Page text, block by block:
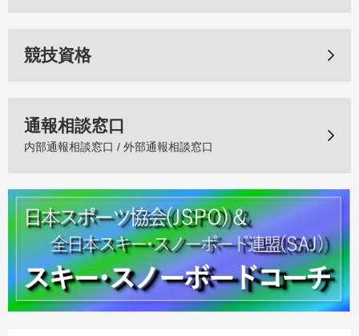
競技資格
通報相談窓口
内部通報相談窓口 / 外部通報相談窓口